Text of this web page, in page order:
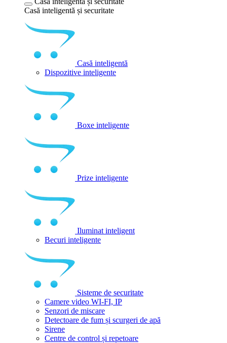
Casă inteligentă și securitate
Casă inteligentă
Dispozitive inteligente
Boxe inteligente
Prize inteligente
Iluminat inteligent
Becuri inteligente
Sisteme de securitate
Camere video WI-FI, IP
Senzori de miscare
Detectoare de fum și scurgeri de apă
Sirene
Centre de control și repetoare